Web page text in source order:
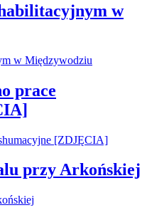
w
prace
przy Arkońskiej